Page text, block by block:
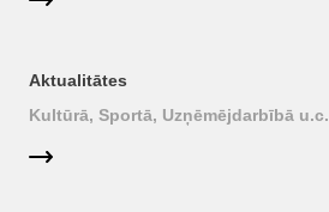
Aktualitātes
Kultūrā, Sportā, Uzņēmējdarbībā u.c.